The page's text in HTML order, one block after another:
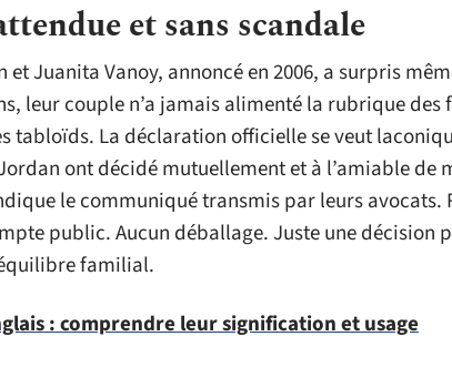
et sans scandale
Juanita Vanoy, annoncé en 2006, a surpris
leur couple n’a jamais alimenté la rubrique des
tabloïds. La déclaration officielle se veut
ont décidé mutuellement et à l’amiable de
le communiqué transmis par leurs avocats.
public. Aucun déballage. Juste une décision
familial.
: comprendre leur signification et usage